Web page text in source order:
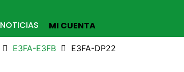
NOTICIAS MI CUENTA
E3FA-E3FB E3FA-DP22